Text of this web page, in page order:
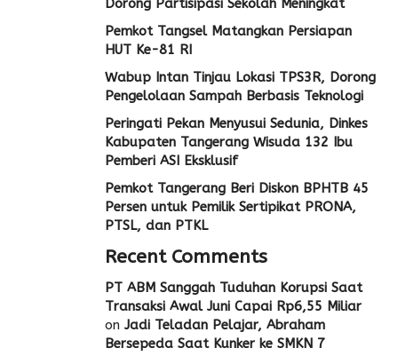
Pemkot Tangsel Matangkan Persiapan
HUT Ke-81 RI
Wabup Intan Tinjau Lokasi TPS3R, Dorong
Pengelolaan Sampah Berbasis Teknologi
Peringati Pekan Menyusui Sedunia, Dinkes
Kabupaten Tangerang Wisuda 132 Ibu
Pemberi ASI Eksklusif
Pemkot Tangerang Beri Diskon BPHTB 45
Persen untuk Pemilik Sertipikat PRONA,
PTSL, dan PTKL
Recent Comments
PT ABM Sanggah Tuduhan Korupsi Saat
Transaksi Awal Juni Capai Rp6,55 Miliar
on Jadi Teladan Pelajar, Abraham
Bersepeda Saat Kunker ke SMKN 7